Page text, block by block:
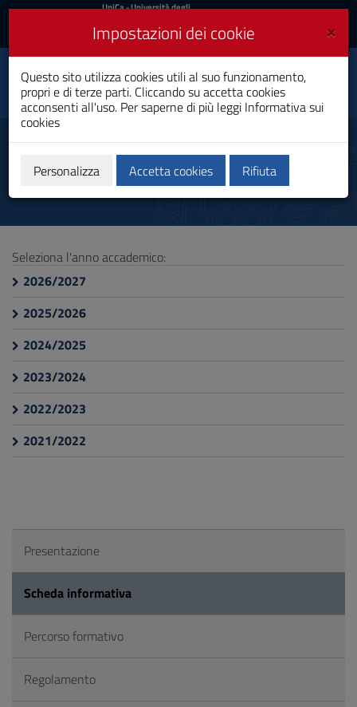
Vai
al
navigazione
sito
al
Footer
UniCa
Accedi
UniCa- Università degli
Accedi UniCA News
Toggle
navigation
Personalized Medicine
and Public Health
Dottorato di Ricerca
Scheda informativa
Seleziona l'anno accademico:
2026/2027
2025/2026
2024/2025
2023/2024
2022/2023
2021/2022
Presentazione
Scheda informativa
Percorso formativo
Regolamento
×
Impostazioni dei cookie
Questo sito utilizza cookies utili al suo funzionamento,
propri e di terze parti. Cliccando su accetta cookies
acconsenti all'uso. Per saperne di più leggi Informativa sui
cookies
Personalizza Accetta cookies Rifiuta